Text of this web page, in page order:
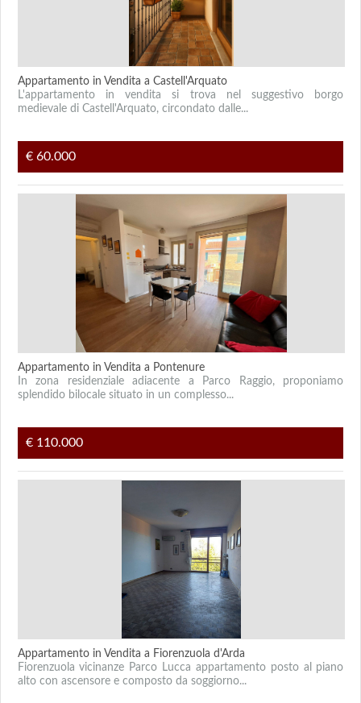
Appartamento in Vendita a Castell'Arquato
L'appartamento in vendita si trova nel suggestivo borgo
medievale di Castell'Arquato, circondato dalle...
€ 60.000
Appartamento in Vendita a Pontenure
In zona residenziale adiacente a Parco Raggio, proponiamo
splendido bilocale situato in un complesso...
€ 110.000
Appartamento in Vendita a Fiorenzuola d'Arda
Fiorenzuola vicinanze Parco Lucca appartamento posto al piano
alto con ascensore e composto da soggiorno...